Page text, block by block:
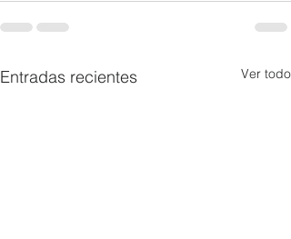
Entradas recientes Ver todo